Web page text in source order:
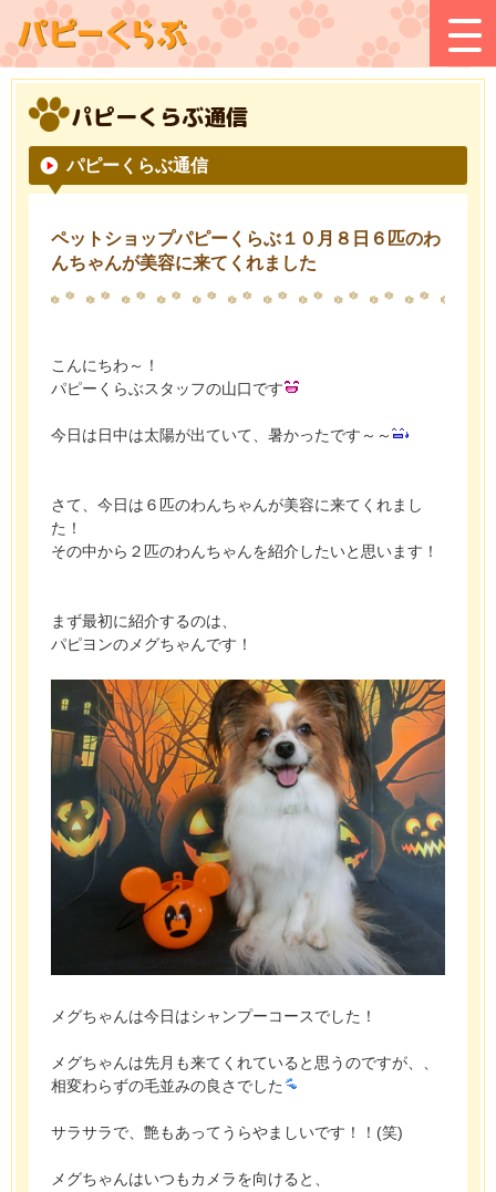
パピーくらぶ通信
パピーくらぶ通信
ペットショップパピーくらぶ１０月８日６匹のわ
んちゃんが美容に来てくれました
こんにちわ～！
パピーくらぶスタッフの山口です
今日は日中は太陽が出ていて、暑かったです～～
さて、今日は６匹のわんちゃんが美容に来てくれまし
た！
その中から２匹のわんちゃんを紹介したいと思います！
まず最初に紹介するのは、
パピヨンのメグちゃんです！
メグちゃんは今日はシャンプーコースでした！
メグちゃんは先月も来てくれていると思うのですが、、
相変わらずの毛並みの良さでした
サラサラで、艶もあってうらやましいです！！(笑)
メグちゃんはいつもカメラを向けると、